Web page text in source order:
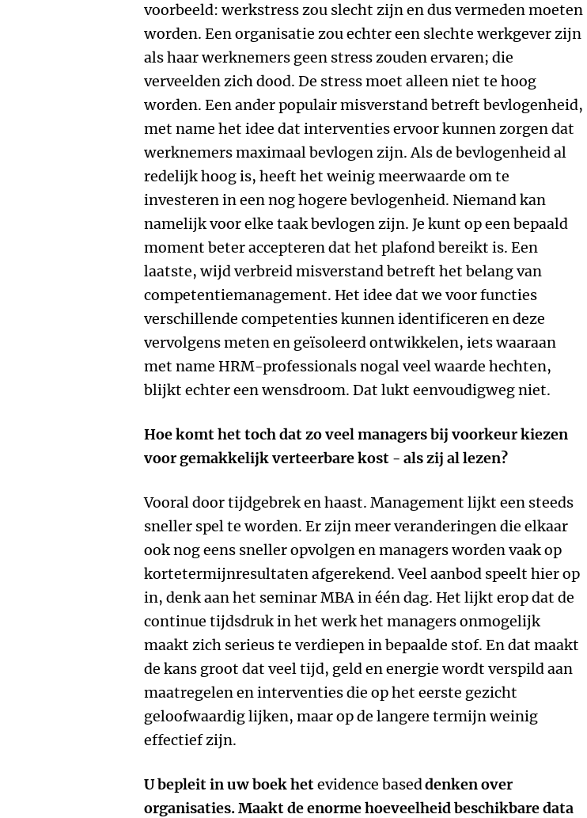
voorbeeld: werkstress zou slecht zijn en dus vermeden moeten
worden. Een organisatie zou echter een slechte werkgever zijn
als haar werknemers geen stress zouden ervaren; die
verveelden zich dood. De stress moet alleen niet te hoog
worden. Een ander populair misverstand betreft bevlogenheid,
met name het idee dat interventies ervoor kunnen zorgen dat
werknemers maximaal bevlogen zijn. Als de bevlogenheid al
redelijk hoog is, heeft het weinig meerwaarde om te
investeren in een nog hogere bevlogenheid. Niemand kan
namelijk voor elke taak bevlogen zijn. Je kunt op een bepaald
moment beter accepteren dat het plafond bereikt is. Een
laatste, wijd verbreid misverstand betreft het belang van
competentiemanagement. Het idee dat we voor functies
verschillende competenties kunnen identificeren en deze
vervolgens meten en geïsoleerd ontwikkelen, iets waaraan
met name HRM-professionals nogal veel waarde hechten,
blijkt echter een wensdroom. Dat lukt eenvoudigweg niet.
Hoe komt het toch dat zo veel managers bij voorkeur kiezen
voor gemakkelijk verteerbare kost - als zij al lezen?
Vooral door tijdgebrek en haast. Management lijkt een steeds
sneller spel te worden. Er zijn meer veranderingen die elkaar
ook nog eens sneller opvolgen en managers worden vaak op
kortetermijnresultaten afgerekend. Veel aanbod speelt hier op
in, denk aan het seminar MBA in één dag. Het lijkt erop dat de
continue tijdsdruk in het werk het managers onmogelijk
maakt zich serieus te verdiepen in bepaalde stof. En dat maakt
de kans groot dat veel tijd, geld en energie wordt verspild aan
maatregelen en interventies die op het eerste gezicht
geloofwaardig lijken, maar op de langere termijn weinig
effectief zijn.
U bepleit in uw boek hetevidence baseddenken over
organisaties. Maakt de enorme hoeveelheid beschikbare data